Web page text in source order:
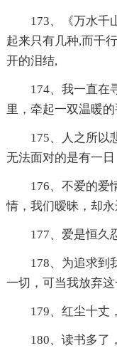
173、《万水千
起来只有几种,而千
开的泪结,
174、我一直在
里，牵起一双温暖
175、人之所以
无法面对的是有一日
176、不爱的爱
情，我们暧昧，却永
177、爱是恒久
178、为追求到
一切，可当我放弃
179、红尘十丈
180、读书多了